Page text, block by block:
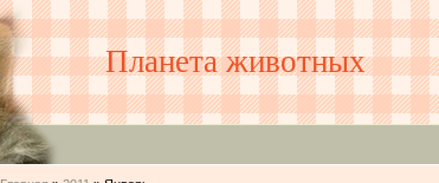
Планета животных